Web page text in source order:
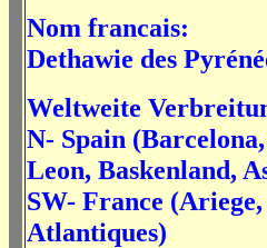
Nom francais:
Dethawie des
Weltweite
N- Spain
Leon, Baskenland,
SW- France (Ariege,
Atlantiques)